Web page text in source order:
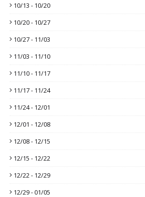
10/13 - 10/20
10/20 - 10/27
10/27 - 11/03
11/03 - 11/10
11/10 - 11/17
11/17 - 11/24
11/24 - 12/01
12/01 - 12/08
12/08 - 12/15
12/15 - 12/22
12/22 - 12/29
12/29 - 01/05